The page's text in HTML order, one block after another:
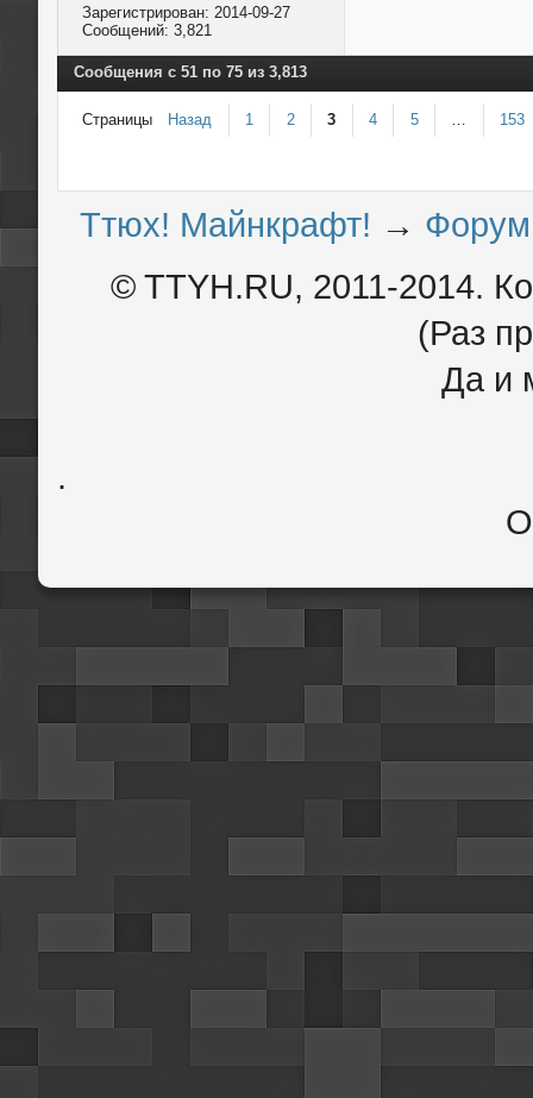
Зарегистрирован: 2014-09-27
Сообщений: 3,821
Сообщения с 51 по 75 из 3,813
Страницы Назад 1 2 3 4 5 153
Ттюх! Майнкрафт! → Форум
© TTYH.RU, 2011-2014.
(Раз
Да и
.